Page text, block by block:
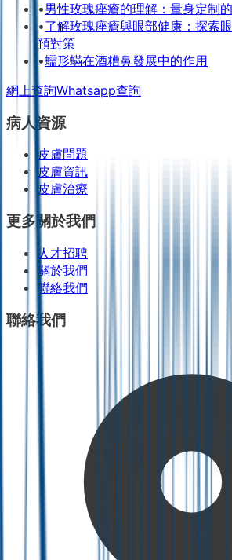
•男性玫瑰痤瘡的理解：量身定制
•了解玫瑰痤瘡與眼部健康：探索
預對策
•蠕形蟎在酒糟鼻發展中的作用
網上查詢Whatsapp查詢
病人資源
皮膚問題
皮膚資訊
皮膚治療
更多關於我們
人才招聘
關於我們
聯絡我們
聯絡我們